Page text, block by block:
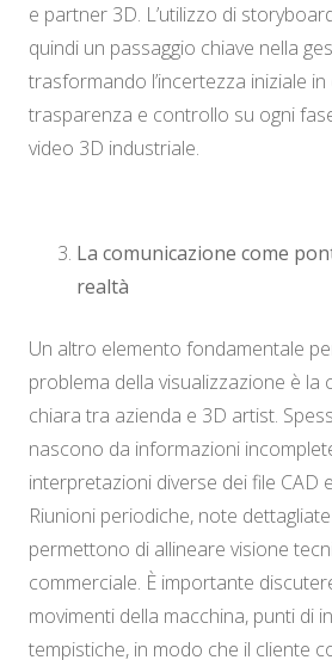
e partner 3D. L’utilizzo di
quindi un passaggio chiave nella
trasformando l’incertezza iniziale
trasparenza e controllo su ogni
video 3D industriale.
La comunicazione come
realtà
Un altro elemento fondamentale
problema della visualizzazione è la
chiara tra azienda e 3D artist.
nascono da informazioni
interpretazioni diverse dei file CAD
Riunioni periodiche, note
permettono di allineare visione
commerciale. È importante
movimenti della macchina, punti di
tempistiche, in modo che il cliente